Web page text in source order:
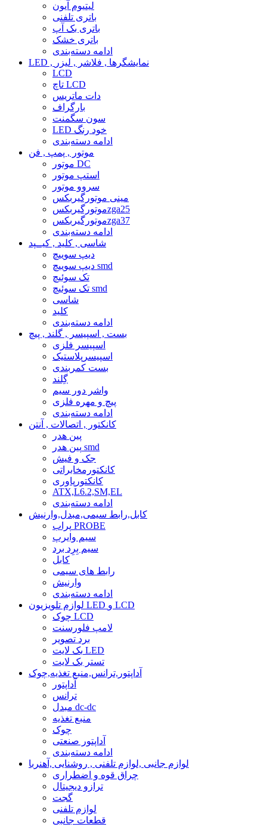
لیتیوم آیون
باتری تلفنی
باتری بک آپ
باتری خشک
ادامه دسته‌بندی
LED , نمایشگرها , فلاشر , لیزر
LCD
تاچ LCD
دات ماتریس
بارگراف
سون سگمنت
LED خود رنگ
ادامه دسته‌بندی
موتور , پمپ , فن
موتور DC
استپ موتور
سروو موتور
مینی موتورگیربکس
موتورگیربکسzga25
موتورگیربکسzga37
ادامه دسته‌بندی
شاسی , کلید , کیــپد
دیپ سوییچ
دیپ سوییچ smd
تک سوئیچ
تک سوئیچ smd
شاسی
کلید
ادامه دسته‌بندی
بست , اسپیسر , گلند , پیچ
اسپیسر فلزی
اسپیسرپلاستیک
بست کمربندی
گِلند
واشر دور سیم
پیچ و مهره فلزی
ادامه دسته‌بندی
کانکتور , اتصالات , آنتن
پین هدر
پین هدر smd
جک و فیش
کانکتورمخابراتی
کانکتورپاوری
ATX,L6.2,SM,EL
ادامه دسته‌بندی
کابل,رابط سیمی,مبدل,وارنیش
پراب PROBE
سیم وایرپ
سیم بِرِد برد
کابل
رابط های سیمی
وارنیش
ادامه دسته‌بندی
لوازم تلویزیون LED و LCD
چوک LCD
لامپ فلورسنت
برد تصویر
بک لایت LED
تستر بک لایت
آداپتور,ترانس,منبع تغذیه,چوک
آداپتور
ترانس
مبدل dc-dc
منبع تغذیه
چوک
آداپتور صنعتی
ادامه دسته‌بندی
لوازم جانبی ,لوازم تلفنی , روشنایی ,آهنربا
چراق قوه و اضطراری
ترازو دیجیتال
گجت
لوازم تلفنی
قطعات جانبی